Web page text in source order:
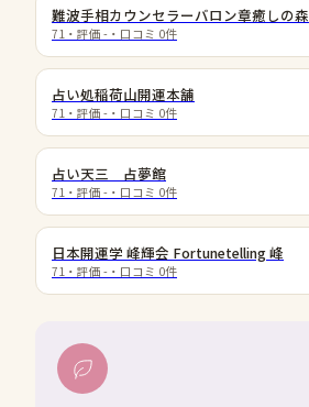
難波手相カウンセラーバロン章癒しの森
71 ・評価 - ・口コミ 0件
占い処稲荷山開運本舗
71 ・評価 - ・口コミ 0件
占い天三 占夢館
71 ・評価 - ・口コミ 0件
日本開運学 峰輝会 Fortunetelling 峰
71 ・評価 - ・口コミ 0件